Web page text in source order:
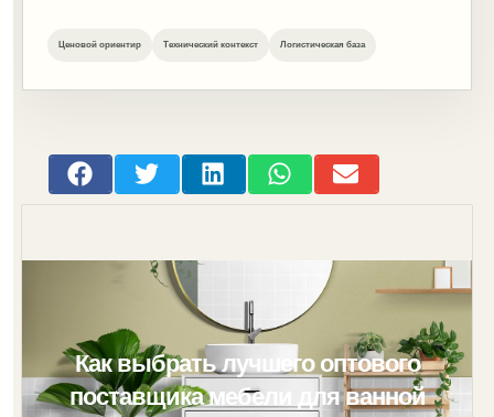
Ценовой ориентир Технический контекст Логистическая база
Как выбрать лучшего оптового
поставщика мебели для ванной